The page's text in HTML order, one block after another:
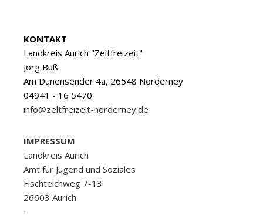
KONTAKT
Landkreis Aurich "Zeltfreizeit"
Jörg Buß
Am Dünensender 4a, 26548 Norderney
04941 - 16 5470
info@zeltfreizeit-norderney.de
IMPRESSUM
Landkreis Aurich
Amt für Jugend und Soziales
Fischteichweg 7-13
26603 Aurich
-